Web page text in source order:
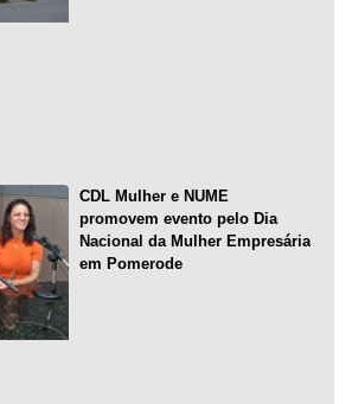
CDL Mulher e NUME
promovem evento pelo Dia
Nacional da Mulher Empresária
em Pomerode